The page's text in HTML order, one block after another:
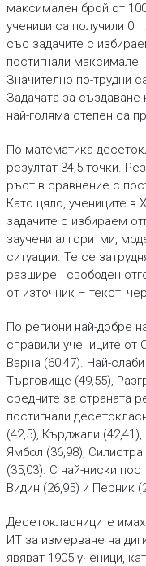
максимален брой от
ученици са получили 0
със задачите с
постигнали
Значително по-трудни
Задачата за
най-голяма степен са
По математика
резултат 34,5 точки.
ръст в сравнение с
Като цяло, учениците в
задачите с избираем
заучени алгоритми,
ситуации. Те се
разширен свободен
от източник – текст,
По региони най-добре
справили учениците от
Варна (60,47). Най-
Търговище (49,55),
средните за страната
постигнали
(42,5), Кърджали (42,41),
Ямбол (36,98),
(35,03). С най-ниски
Видин (26,95) и Перник
Десетокласниците
ИТ за измерване на
явяват 1905 ученици,